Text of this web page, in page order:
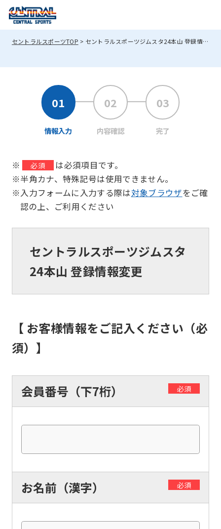
セントラルスポーツTOP セントラルスポーツジムスタ24本山 登録情報変更
情報入力 内容確認 完了
※ 必須
は必須項目です。
※半角カナ、特殊記号は使用できません。
※入力フォームに入力する際は対象ブラウザをご確
認の上、ご利用ください
セントラルスポーツジムスタ
24本山 登録情報変更
【 お客様情報をご記入ください（必
須）】
会員番号（下7桁） 必須
お名前（漢字） 必須